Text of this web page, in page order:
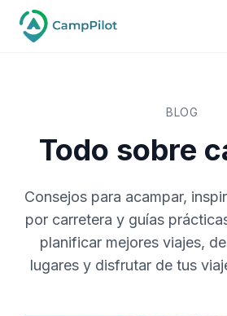
BLOG
Todo sobre
Consejos para acampar,
por carretera y guías
planificar mejores viajes,
lugares y disfrutar de tus